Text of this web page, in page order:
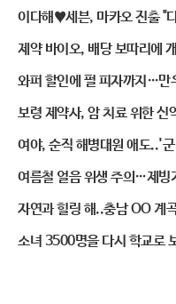
이다해♥세븐, 마카오 진출 "
제약 바이오, 배당 보따리에
와퍼 할인에 펄 피자까지…만
보령 제약사, 암 치료 위한 신
여야, 순직 해병대원 애도..'
여름철 얼음 위생 주의…제빙
자연과 힐링 해..충남 OO 계
소녀 3500명을 다시 학교로